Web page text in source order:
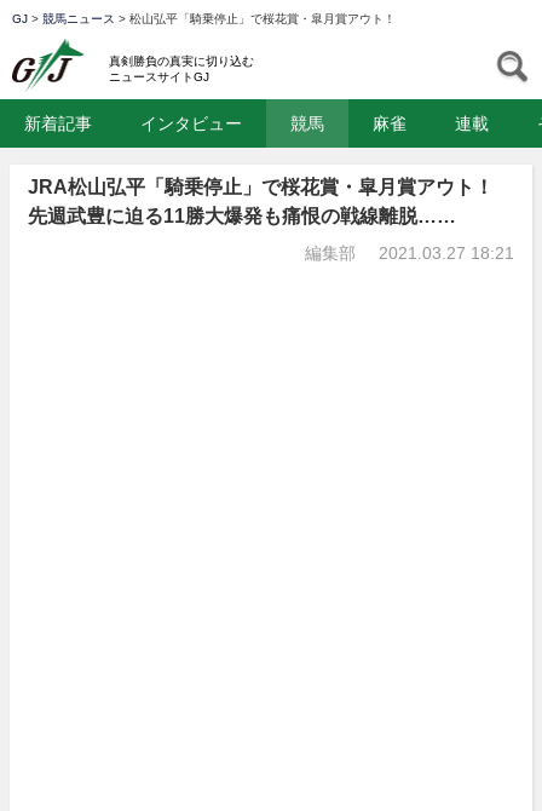
GJ > 競馬ニュース > 松山弘平「騎乗停止」で桜花賞・皐月賞アウト！
真剣勝負の真実に切り込む
ニュースサイトGJ
新着記事 インタビュー 競馬 麻雀 連載
JRA松山弘平「騎乗停止」で桜花賞・皐月賞アウト！
先週武豊に迫る11勝大爆発も痛恨の戦線離脱……
編集部 2021.03.27 18:21